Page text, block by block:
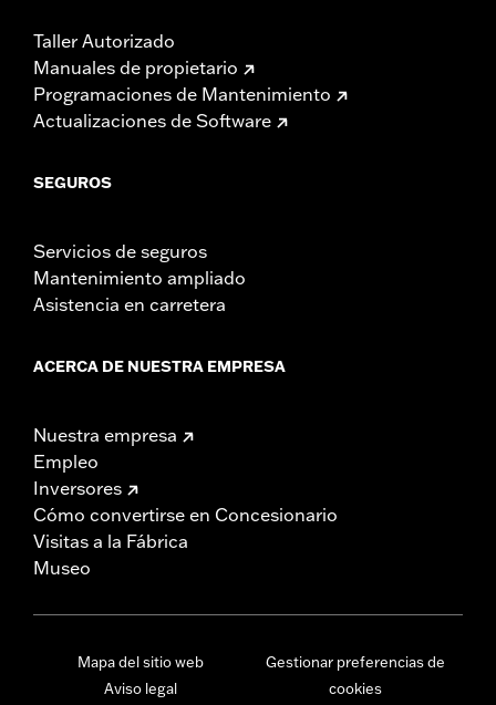
Taller Autorizado
Manuales de propietario
Programaciones de Mantenimiento
Actualizaciones de Software
SEGUROS
Servicios de seguros
Mantenimiento ampliado
Asistencia en carretera
ACERCA DE NUESTRA EMPRESA
Nuestra empresa
Empleo
Inversores
Cómo convertirse en Concesionario
Visitas a la Fábrica
Museo
Mapa del sitio web
Aviso legal
Gestionar preferencias de
cookies